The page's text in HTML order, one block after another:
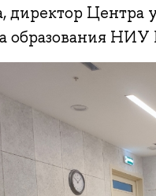
директор Центра
образования